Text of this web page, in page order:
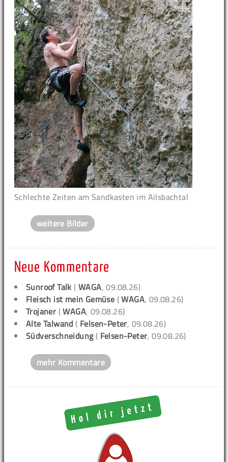
Schlechte Zeiten am Sandkasten im Ailsbachtal
weitere Bilder
Neue Kommentare
Sunroof Talk (WAGA, 09.08.26)
Fleisch ist mein Gemüse (WAGA, 09.08.26)
Trojaner (WAGA, 09.08.26)
Alte Talwand ( Felsen-Peter, 09.08.26)
Südverschneidung( Felsen-Peter, 09.08.26)
mehr Kommentare